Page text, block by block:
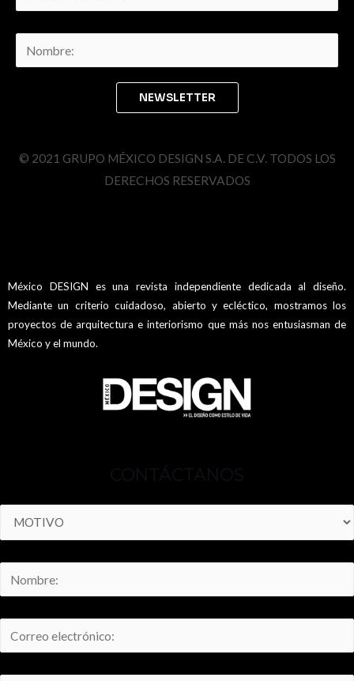
© 2021 GRUPO MÉXICO DESIGN S.A. DE C.V. TODOS LOS
DERECHOS RESERVADOS
México DESIGN es una revista independiente dedicada al diseño.
Mediante un criterio cuidadoso, abierto y ecléctico, mostramos los
proyectos de arquitectura e interiorismo que más nos entusiasman de
México y el mundo.
CONTÁCTANOS